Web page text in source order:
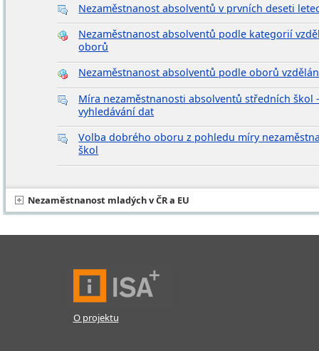
Nezaměstnanost absolventů v prvních deseti
Nezaměstnanost absolventů podle kategorií
oborů
Nezaměstnanost absolventů podle oborů
Míra nezaměstnanosti absolventů středních škol
vyhledávání dat
Volba dobrého oboru z pohledu míry
škol
Nezaměstnanost mladých v ČR a EU
O projektu